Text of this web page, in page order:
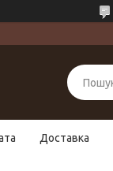
Доставка